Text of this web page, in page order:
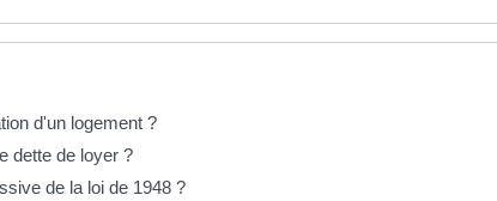
d'un logement ?
dette de loyer ?
de la loi de 1948 ?